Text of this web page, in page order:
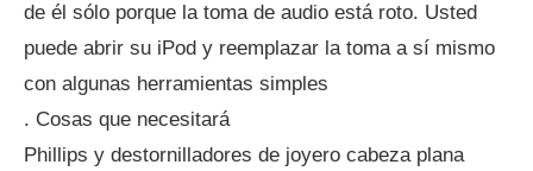
de él sólo porque la toma de audio está roto. Usted
puede abrir su iPod y reemplazar la toma a sí mismo
con algunas herramientas simples
. Cosas que necesitará
Phillips y destornilladores de joyero cabeza plana